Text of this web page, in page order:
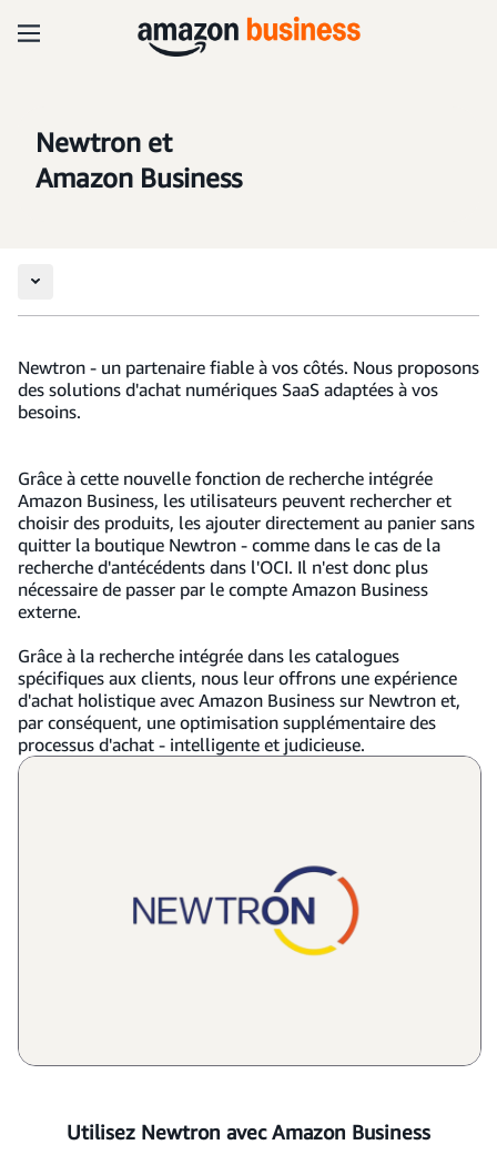
Newtron et
Amazon Business
Newtron - un partenaire fiable à vos côtés. Nous proposons
des solutions d'achat numériques SaaS adaptées à vos
besoins.
Grâce à cette nouvelle fonction de recherche intégrée
Amazon Business, les utilisateurs peuvent rechercher et
choisir des produits, les ajouter directement au panier sans
quitter la boutique Newtron - comme dans le cas de la
recherche d'antécédents dans l'OCI. Il n'est donc plus
nécessaire de passer par le compte Amazon Business
externe.
Grâce à la recherche intégrée dans les catalogues
spécifiques aux clients, nous leur offrons une expérience
d'achat holistique avec Amazon Business sur Newtron et,
par conséquent, une optimisation supplémentaire des
processus d'achat - intelligente et judicieuse.
Utilisez Newtron avec Amazon Business